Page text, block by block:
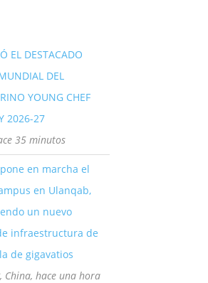
EL DESTACADO
DEL
YOUNG CHEF
2026-27
35 minutos
en marcha el
en Ulanqab,
un nuevo
infraestructura de
de gigavatios
China, hace una hora